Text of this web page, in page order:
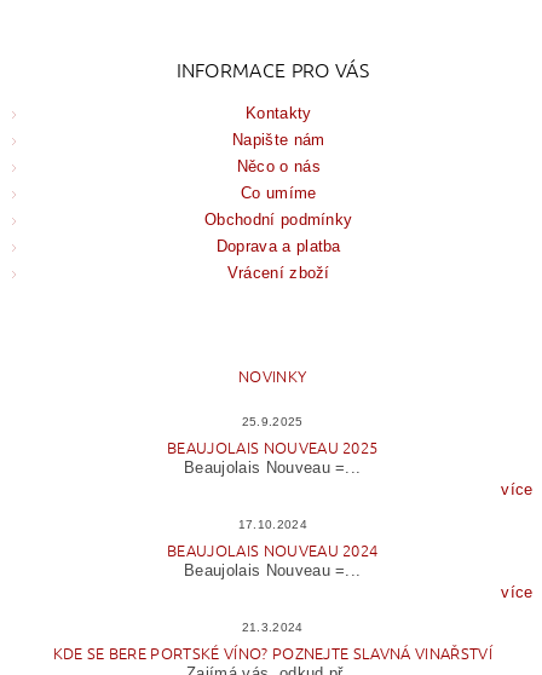
INFORMACE PRO VÁS
Kontakty
Napište nám
Něco o nás
Co umíme
Obchodní podmínky
Doprava a platba
Vrácení zboží
NOVINKY
25.9.2025
BEAUJOLAIS NOUVEAU 2025
Beaujolais Nouveau =...
více
17.10.2024
BEAUJOLAIS NOUVEAU 2024
Beaujolais Nouveau =...
více
21.3.2024
KDE SE BERE PORTSKÉ VÍNO? POZNEJTE SLAVNÁ VINAŘSTVÍ